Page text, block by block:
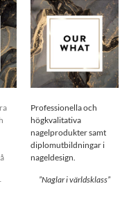
Professionella och
högkvalitativa
nagelprodukter samt
diplomutbildningar i
nageldesign.
”Naglar i världsklass”